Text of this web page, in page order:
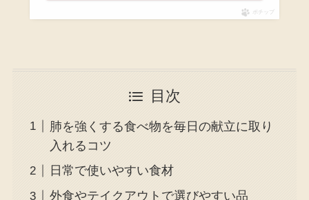
ポチップ
目次
肺を強くする食べ物を毎日の献立に取り
入れるコツ
日常で使いやすい食材
外食やテイクアウトで選びやすい品